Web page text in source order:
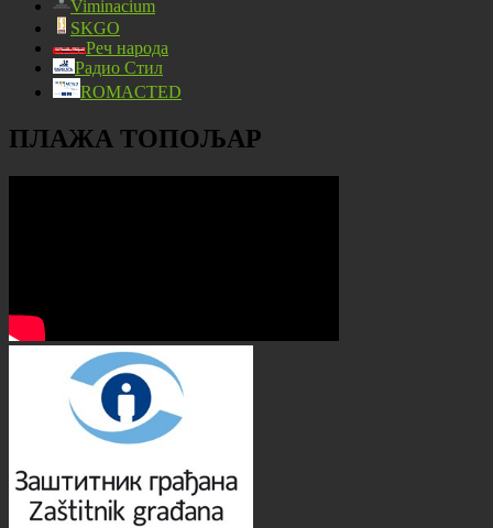
Viminacium
SKGO
Реч народа
Радио Стил
ROMACTED
ПЛАЖА ТОПОЉАР